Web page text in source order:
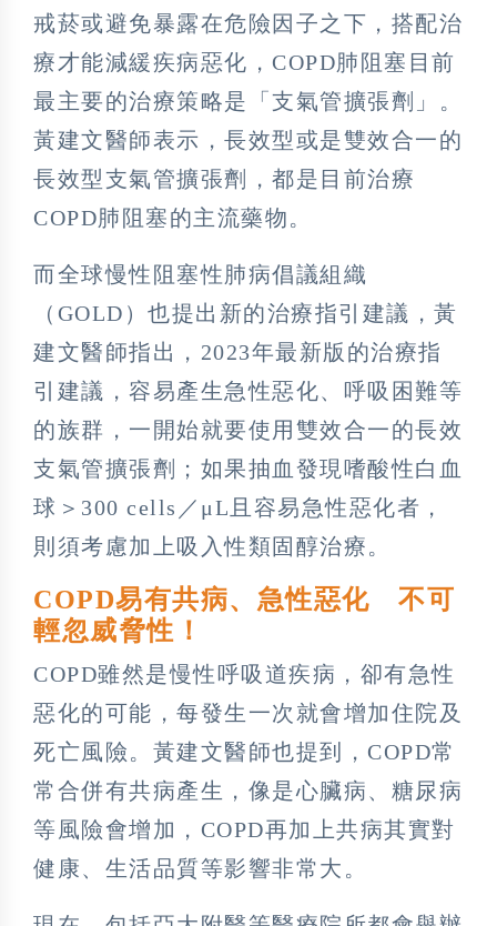
戒菸或避免暴露在危險因子之下，搭配治
療才能減緩疾病惡化，COPD肺阻塞目前
最主要的治療策略是「支氣管擴張劑」。
黃建文醫師表示，長效型或是雙效合一的
長效型支氣管擴張劑，都是目前治療
COPD肺阻塞的主流藥物。
而全球慢性阻塞性肺病倡議組織
（GOLD）也提出新的治療指引建議，黃
建文醫師指出，2023年最新版的治療指
引建議，容易產生急性惡化、呼吸困難等
的族群，一開始就要使用雙效合一的長效
支氣管擴張劑；如果抽血發現嗜酸性白血
球＞300 cells／μL且容易急性惡化者，
則須考慮加上吸入性類固醇治療。
COPD易有共病、急性惡化 不可
輕忽威脅性！
COPD雖然是慢性呼吸道疾病，卻有急性
惡化的可能，每發生一次就會增加住院及
死亡風險。黃建文醫師也提到，COPD常
常合併有共病產生，像是心臟病、糖尿病
等風險會增加，COPD再加上共病其實對
健康、生活品質等影響非常大。